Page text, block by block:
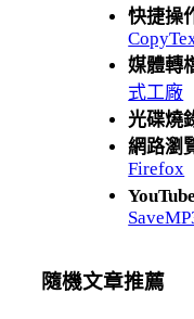
快捷操
媒體轉
式工廠
光碟燒
網路瀏
Firefox
隨機文章推薦